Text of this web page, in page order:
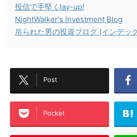
投信で手堅くlay-up!
NightWalker's Investment Blog
吊られた男の投資ブログ (インデッ
Post
Pocket